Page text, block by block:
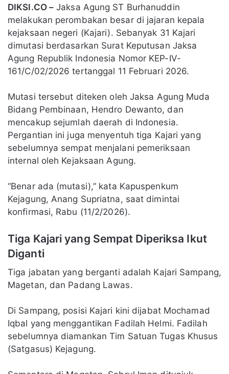
DIKSI.CO – Jaksa Agung ST Burhanuddin
melakukan perombakan besar di jajaran kepala
kejaksaan negeri (Kajari). Sebanyak 31 Kajari
dimutasi berdasarkan Surat Keputusan Jaksa
Agung Republik Indonesia Nomor KEP-IV-
161/C/02/2026 tertanggal 11 Februari 2026.
Mutasi tersebut diteken oleh Jaksa Agung Muda
Bidang Pembinaan, Hendro Dewanto, dan
mencakup sejumlah daerah di Indonesia.
Pergantian ini juga menyentuh tiga Kajari yang
sebelumnya sempat menjalani pemeriksaan
internal oleh Kejaksaan Agung.
“Benar ada (mutasi),” kata Kapuspenkum
Kejagung, Anang Supriatna, saat dimintai
konfirmasi, Rabu (11/2/2026).
Tiga Kajari yang Sempat Diperiksa Ikut
Diganti
Tiga jabatan yang berganti adalah Kajari Sampang,
Magetan, dan Padang Lawas.
Di Sampang, posisi Kajari kini dijabat Mochamad
Iqbal yang menggantikan Fadilah Helmi. Fadilah
sebelumnya diamankan Tim Satuan Tugas Khusus
(Satgasus) Kejagung.